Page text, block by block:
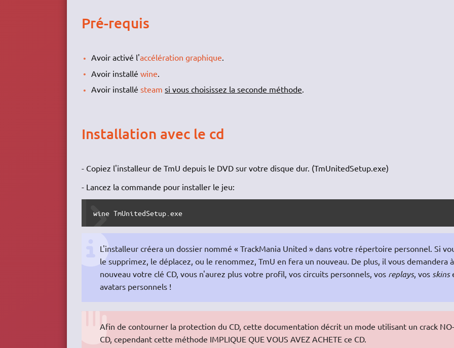
Pré-requis
Avoir activé l'accélération graphique.
Avoir installéwine
Avoir installé steam si vous choisissez la seconde méthode.
Installation avec le cd
- Copiez l'installeur de TmU depuis le DVD sur votre disque dur. (TmUnitedSetup.exe)
- Lancez la commande pour installer le jeu:
wine TmUnitedSetup.exe
L'installeur créera un dossier nommé « TrackMania United » dans votre répertoire personnel. Si
le supprimez, le déplacez, ou le renommez, TmU en fera un nouveau. De plus, il vous demandera à
nouveau votre clé CD, vous n'aurez plus votre profil, vos circuits personnels, vos replays, vos skins
avatars personnels !
Afin de contourner la protection du CD, cette documentation décrit un mode utilisant un crack NO-
CD, cependant cette méthode IMPLIQUE QUE VOUS AVEZ ACHETE ce CD.